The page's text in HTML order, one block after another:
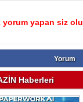
yorum yapan siz
Yorum
Haberleri